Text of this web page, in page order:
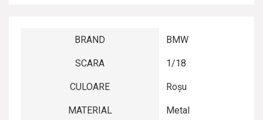
BRAND BMW
SCARA 1/18
CULOARE Roșu
MATERIAL Metal